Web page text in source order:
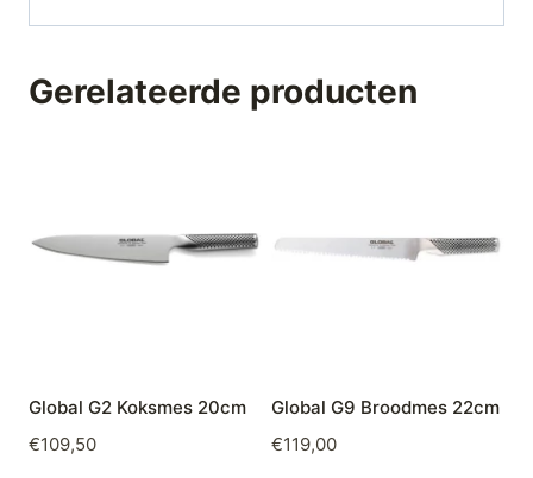
Gerelateerde producten
Global G2 Koksmes 20cm
€109,50
Global G9 Broodmes 22cm
€119,00